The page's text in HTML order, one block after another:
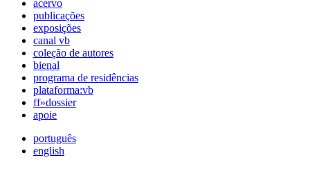
acervo
publicações
exposições
canal vb
coleção de autores
bienal
programa de residências
plataforma:vb
ff»dossier
apoie
português
english